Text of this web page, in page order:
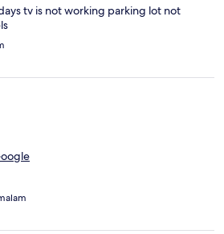
tv is not working parking lot not